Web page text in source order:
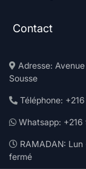
Contact
Adresse:
Sousse
Téléphone:
Whatsapp:
RAMADAN:
fermé